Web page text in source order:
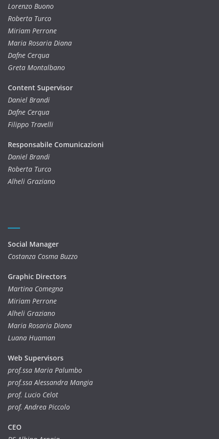
Lorenzo Buono
Roberta Turco
Miriam Perrone
Maria Rosaria Diana
Dafne Cerqua
Greta Montalbano
Content Supervisor
Daniel Brandi
Dafne Cerqua
Filippo Travelli
Responsabile Comunicazioni
Daniel Brandi
Roberta Turco
Alheli Graziano
Social Manager
Costanza Cosma Buzzo
Graphic Directors
Martina Comegna
Miriam Perrone
Alheli Graziano
Maria Rosaria Diana
Luana Huaman
Web Supervisors
prof.ssa Maria Palumbo
prof.ssa Alessandra Mangia
prof. Lucio Celot
prof. Andrea Piccolo
CEO